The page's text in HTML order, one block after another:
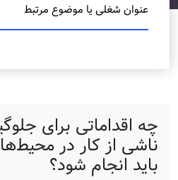
عنوان شغلی یا موضوع مرتبط
چه اقداماتی برای
ناشی از کار در
باید انجام شود؟